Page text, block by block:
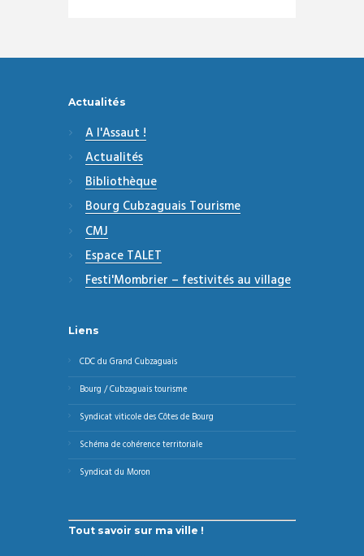
Actualités
A l'Assaut !
Actualités
Bibliothèque
Bourg Cubzaguais Tourisme
CMJ
Espace TALET
Festi'Mombrier – festivités au village
Liens
CDC du Grand Cubzaguais
Bourg / Cubzaguais tourisme
Syndicat viticole des Côtes de Bourg
Schéma de cohérence territoriale
Syndicat du Moron
Tout savoir sur ma ville !